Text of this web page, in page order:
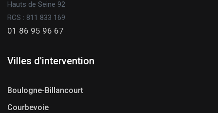
Hauts de Seine 92
RCS : 811 833 169
01 86 95 96 67
Villes d'intervention
Boulogne-Billancourt
Courbevoie